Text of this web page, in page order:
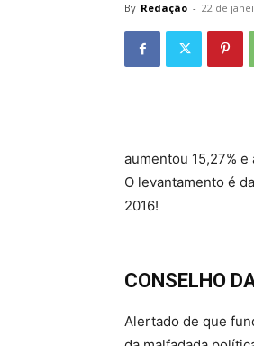
By Redação - 22 de
aumentou 15,27%
O levantamento é
2016!
CONSELHO
Alertado de que